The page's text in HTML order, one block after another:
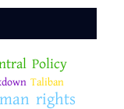
Policy
Taliban
rights